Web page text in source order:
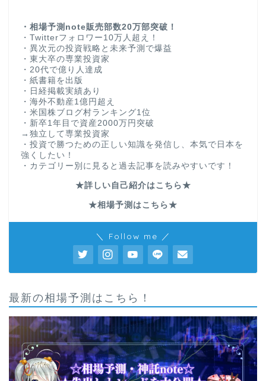
・相場予測note販売部数20万部突破！
・Twitterフォロワー10万人超え！
・異次元の投資戦略と未来予測で爆益
・東大卒の専業投資家
・20代で億り人達成
・紙書籍を出版
・日経掲載実績あり
・海外不動産1億円超え
・米国株ブログ村ランキング1位
・新卒1年目で資産2000万円突破
→独立して専業投資家
・投資で勝つための正しい知識を発信し、本気で日本を
強くしたい！
・カテゴリー別に見ると過去記事を読みやすいです！
★詳しい自己紹介はこちら★
★相場予測はこちら★
＼ Follow me ／
最新の相場予測はこちら！